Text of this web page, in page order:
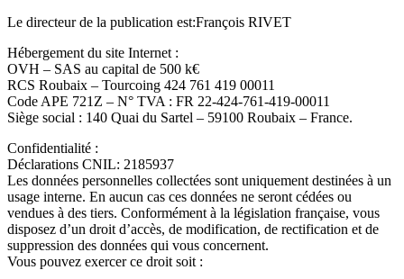
Le directeur de la publication est:François RIVET
Hébergement du site Internet :
OVH – SAS au capital de 500 k€
RCS Roubaix – Tourcoing 424 761 419 00011
Code APE 721Z – N° TVA : FR 22-424-761-419-00011
Siège social : 140 Quai du Sartel – 59100 Roubaix – France.
Confidentialité :
Déclarations CNIL: 2185937
Les données personnelles collectées sont uniquement destinées à un
usage interne. En aucun cas ces données ne seront cédées ou
vendues à des tiers. Conformément à la législation française, vous
disposez d’un droit d’accès, de modification, de rectification et de
suppression des données qui vous concernent.
Vous pouvez exercer ce droit soit :